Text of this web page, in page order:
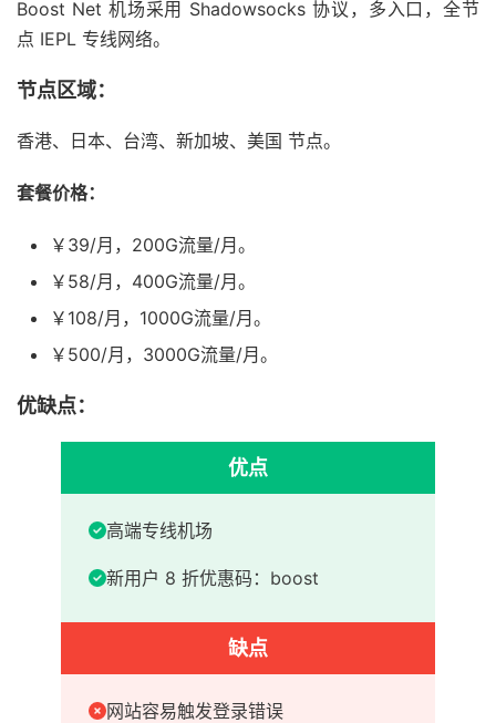
Boost Net 机场采用 Shadowsocks 协议，多入口，全节
点 IEPL 专线网络。
节点区域：
香港、日本、台湾、新加坡、美国 节点。
套餐价格：
￥39/月，200G流量/月。
￥58/月，400G流量/月。
￥108/月，1000G流量/月。
￥500/月，3000G流量/月。
优缺点：
优点
高端专线机场
新用户 8 折优惠码：boost
缺点
网站容易触发登录错误